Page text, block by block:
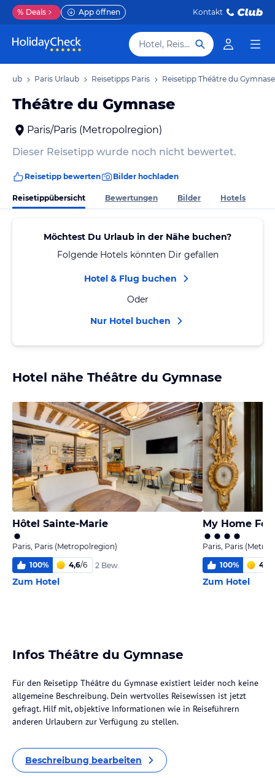
% Deals App öffnen Kontakt
Hotel, Reiseziel
Paris Urlaub Reisetipps Paris Reisetipp Théâtre du Gymnase
Théâtre du Gymnase
Paris/Paris (Metropolregion)
Dieser Reisetipp wurde noch nicht bewertet.
Reisetipp bewerten Bilder hochladen
Reisetippübersicht Bewertungen Bilder Hotels
Möchtest Du Urlaub in der Nähe buchen?
Folgende Hotels könnten Dir gefallen
Hotel & Flug buchen
Oder
Nur Hotel buchen
Hotel nähe Théâtre du Gymnase
Hôtel Sainte-Marie
Paris, Paris (Metropolregion)
100% 4,6/6 2 Bew.
Zum Hotel
My Home For
Paris, Paris
100% 4,7
Zum Hotel
Infos Théâtre du Gymnase
Für den Reisetipp Théâtre du Gymnase existiert leider noch keine
allgemeine Beschreibung. Dein wertvolles Reisewissen ist jetzt
gefragt. Hilf mit, objektive Informationen wie in Reiseführern
anderen Urlaubern zur Verfügung zu stellen.
Beschreibung bearbeiten